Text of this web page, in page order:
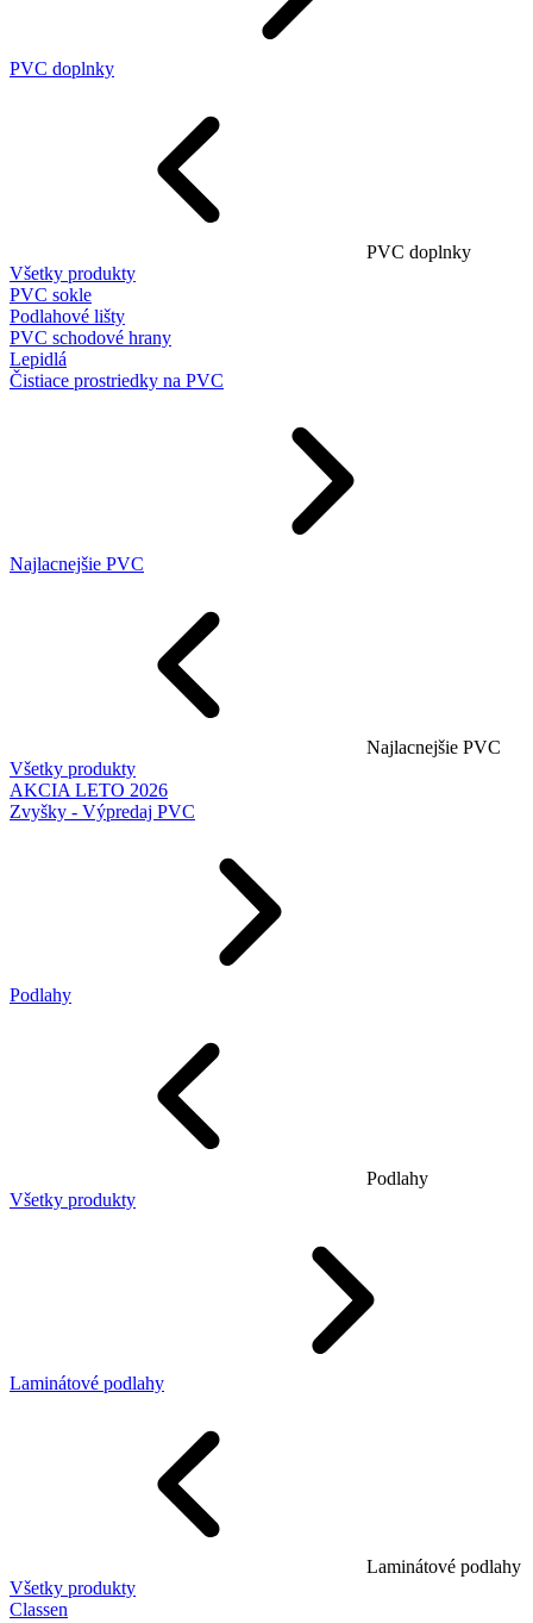
PVC doplnky
PVC doplnky
Všetky produkty
PVC sokle
Podlahové lišty
PVC schodové hrany
Lepidlá
Čistiace prostriedky na PVC
Najlacnejšie PVC
Najlacnejšie PVC
Všetky produkty
AKCIA LETO 2026
Zvyšky - Výpredaj PVC
Podlahy
Podlahy
Všetky produkty
Laminátové podlahy
Laminátové podlahy
Všetky produkty
Classen